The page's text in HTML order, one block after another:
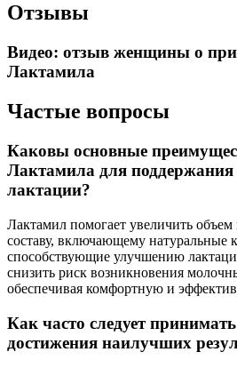
Отзывы
Видео: отзыв женщины о
Лактамила
Частые вопросы
Каковы основные
Лактамила для поддержания
лактации?
Лактамил помогает увеличить объем
составу, включающему натуральные
способствующие улучшению
снизить риск возникновения
обеспечивая комфортную и
Как часто следует
достижения наилучших